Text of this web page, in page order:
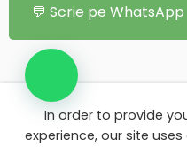
💬 Scrie pe WhatsApp
© 2026 - Toate
In order to provide
experience, our site